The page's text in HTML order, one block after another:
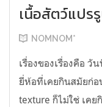
เนื้อสัตว์แปร
NOMNOM*
เรื่องของเรื่องคือ วั
ยี่ห้อที่เคยกินสมัยก่
texture ก็ไม่ใช่ เค